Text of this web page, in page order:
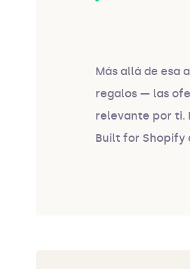
Más allá de esa
regalos — las
relevante por ti.
Built for Shopify